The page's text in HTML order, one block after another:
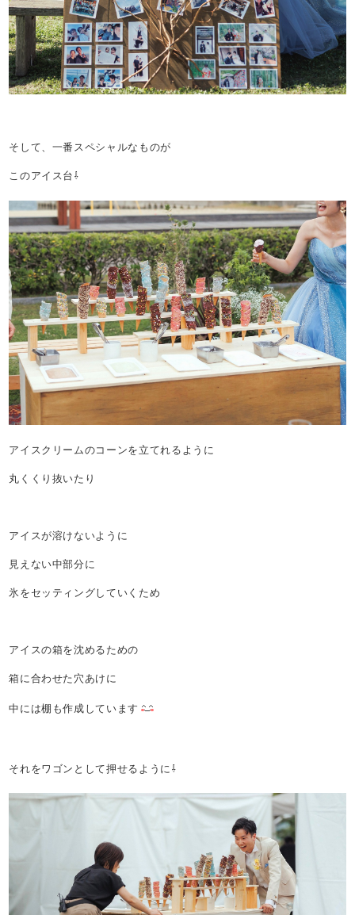
そして、一番スペシャルなものが
このアイス台⇩
アイスクリームのコーンを立てれるように
丸くくり抜いたり
アイスが溶けないように
見えない中部分に
氷をセッティングしていくため
アイスの箱を沈めるための
箱に合わせた穴あけに
中には棚も作成しています
それをワゴンとして押せるように⇩